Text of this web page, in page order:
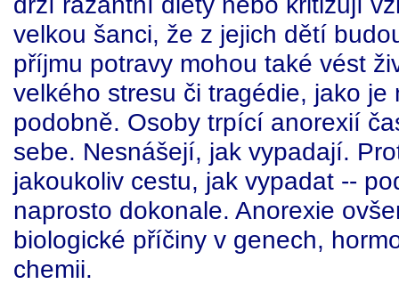
velkou šanci, že z jejich dětí
příjmu potravy mohou také vést
velkého stresu či tragédie, jako
podobně. Osoby trpící anorexií
sebe. Nesnášejí, jak vypadají.
jakoukoliv cestu, jak vypadat --
naprosto dokonale. Anorexie
biologické příčiny v genech,
chemii.